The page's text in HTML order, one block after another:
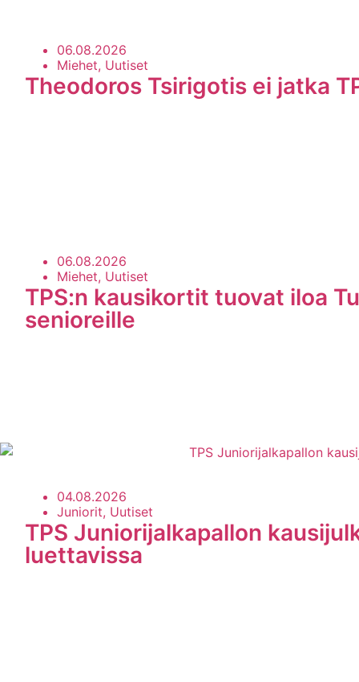
06.08.2026
Miehet, Uutiset
Theodoros Tsirigotis ei jatka
06.08.2026
Miehet, Uutiset
TPS:n kausikortit tuovat iloa
senioreille
04.08.2026
Juniorit, Uutiset
TPS Juniorijalkapallon
luettavissa